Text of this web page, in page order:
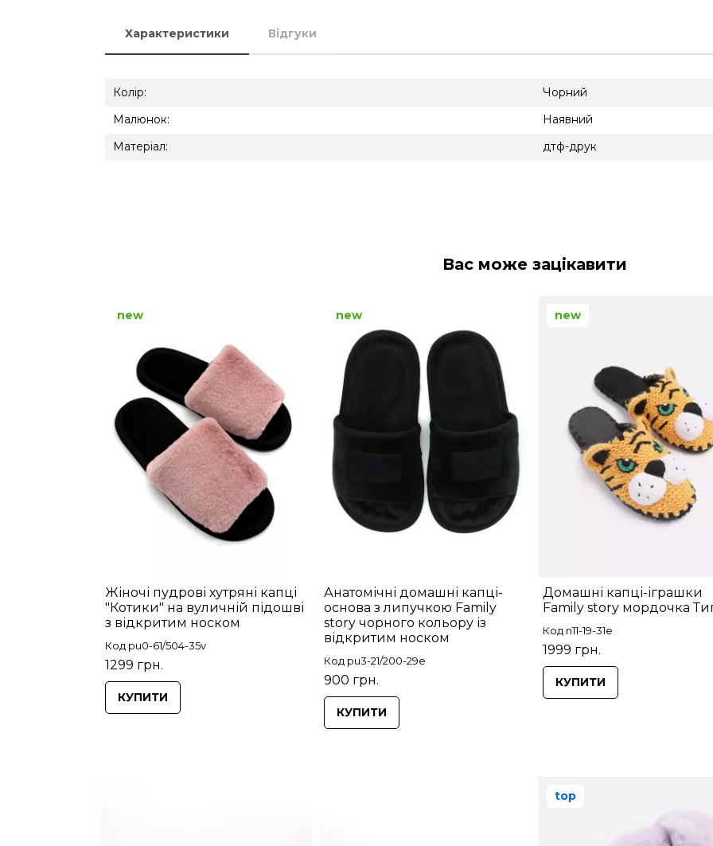
Характеристики Відгуки
Колір:
Чорний
Малюнок:
Наявний
Матеріал:
дтф-друк
Вас може зацікавити
Жіночі пудрові хутряні капці
"Котики" на вуличній підошві
з відкритим носком
Код pu0-61/504-35v
1299 грн.
new
КУПИТИ
Анатомічні домашні капці-
основа з липучкою Family
story чорного кольору із
відкритим носком
Код pu3-21/200-29e
900 грн.
new
КУПИТИ
Домашні капці-іграшки
Family story мордочка
Код n11-19-31e
1999 грн.
new
КУПИТИ
top